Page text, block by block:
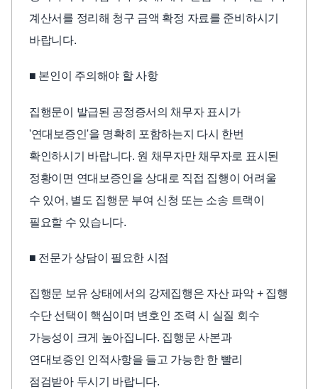
계산서를 정리해 청구 금액 확정 자료를 준비하시기
바랍니다.
■ 본인이 주의해야 할 사항
집행문이 발급된 공정증서의 채무자 표시가
'연대보증인'을 명확히 포함하는지 다시 한번
확인하시기 바랍니다. 원 채무자만 채무자로 표시된
정황이면 연대보증인을 상대로 직접 집행이 어려울
수 있어, 별도 집행문 부여 신청 또는 소송 트랙이
필요할 수 있습니다.
■ 전문가 상담이 필요한 시점
집행문 보유 상태에서의 강제집행은 자산 파악 + 집행
수단 선택이 핵심이며 변호인 조력 시 실질 회수
가능성이 크게 높아집니다. 집행문 사본과
연대보증인 인적사항을 들고 가능한 한 빨리
점검받아 두시기 바랍니다.